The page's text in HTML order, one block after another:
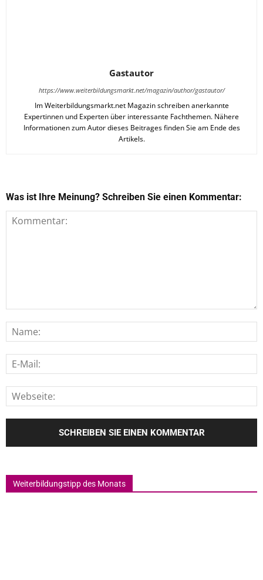
Gastautor
https://www.weiterbildungsmarkt.net/magazin/author/gastautor/
Im Weiterbildungsmarkt.net Magazin schreiben anerkannte
Expertinnen und Experten über interessante Fachthemen. Nähere
Informationen zum Autor dieses Beitrages finden Sie am Ende des
Artikels.
Was ist Ihre Meinung? Schreiben Sie einen Kommentar:
Weiterbildungstipp des Monats